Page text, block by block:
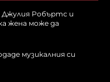
Джулия Робъртс и
жена може да
музикалния си